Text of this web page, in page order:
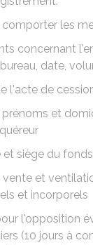
les
concernant
date,
l'acte de
prénoms et
et siège du fonds
vente et
et incorporels
l'opposition
(10 jours à